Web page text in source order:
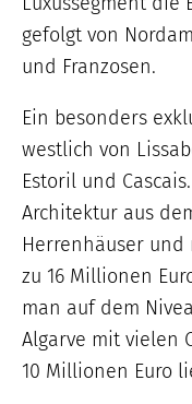
gefolgt von
und Franzosen.
Ein besonders
westlich von
Estoril und
Architektur aus
Herrenhäuser
zu 16 Millionen
man auf dem
Algarve mit vielen
10 Millionen Euro